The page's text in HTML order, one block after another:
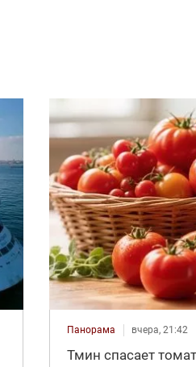
Панорама вчера, 21:42
Тмин спасает